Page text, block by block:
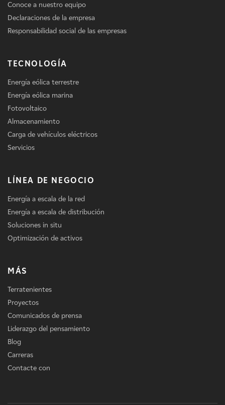
Conoce a nuestro equipo
Declaraciones de la empresa
Responsabilidad social de las empresas
TECNOLOGÍA
Energía eólica terrestre
Energía eólica marina
Fotovoltaico
Almacenamiento
Carga de vehículos eléctricos
Servicios
LÍNEA DE NEGOCIO
Energía a escala de la red
Energía a escala de distribución
Soluciones in situ
Optimización de activos
MÁS
Terratenientes
Proyectos
Comunicados de prensa
Liderazgo del pensamiento
Blog
Carreras
Contacte con